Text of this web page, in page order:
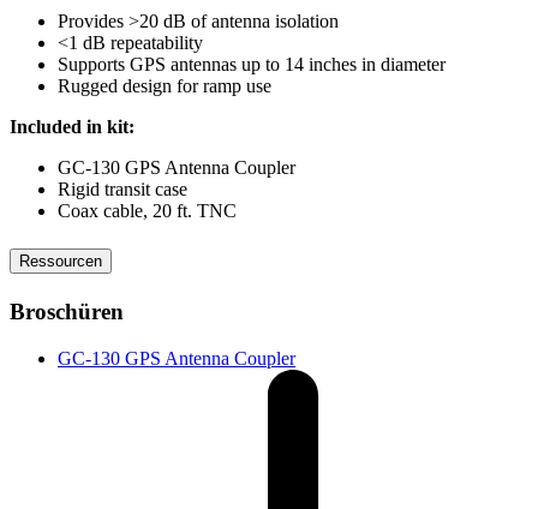
Provides >20 dB of antenna isolation
<1 dB repeatability
Supports GPS antennas up to 14 inches in diameter
Rugged design for ramp use
Included in kit:
GC-130 GPS Antenna Coupler
Rigid transit case
Coax cable, 20 ft. TNC
Ressourcen
Broschüren
GC-130 GPS Antenna Coupler